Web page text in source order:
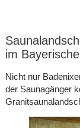
im
Nicht nur
der Saunagänger